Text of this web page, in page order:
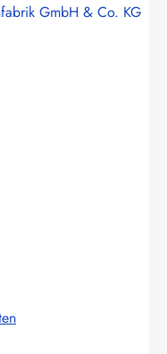
GmbH & Co. KG